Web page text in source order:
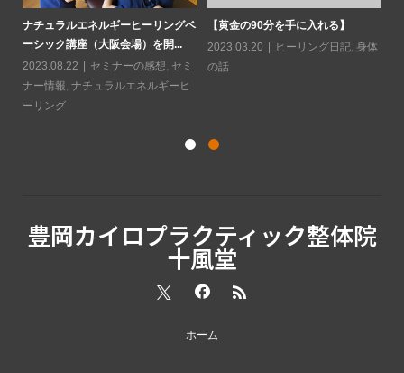
ナチュラルエネルギーヒーリングベ
ーシック講座（大阪会場）を開...
2023.08.22
セミナーの感想, セミ
ナー情報, ナチュラルエネルギーヒ
ーリング
【黄金の90分を手に入れる】
2023.03.20
ヒーリング日記, 身体
の話
豊岡カイロプラクティック整体院
十風堂
ホーム